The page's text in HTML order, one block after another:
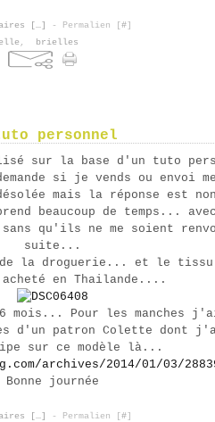
[…] - Permalien [#]
, brielles
personnel
sur la base d'un tuto
si je vends ou envoi
mais la réponse est
beaucoup de temps...
qu'ils ne me soient
suite...
la droguerie... et le
acheté en Thailande....
Pour les manches
d'un patron Colette dont
sur ce modèle là...
archives/2014/01/03/
Bonne journée
[…] - Permalien [#]